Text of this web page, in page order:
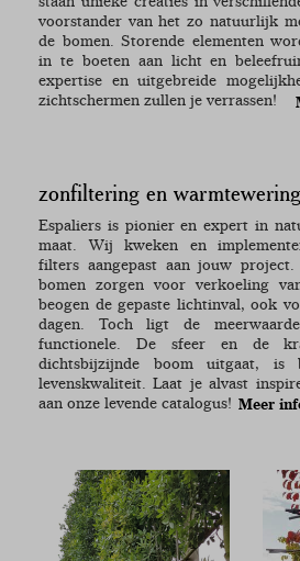
voorstander van het zo natuurlijk
de bomen. Storende elementen
in te boeten aan licht en
expertise en uitgebreide
zichtschermen zullen je verrassen!
zonfiltering en warmtewering
Espaliers is pionier en expert in
maat. Wij kweken en
filters aangepast aan jouw
bomen zorgen voor verkoeling
beogen de gepaste lichtinval, ook
dagen. Toch ligt de
functionele. De sfeer en de
dichtsbijzijnde boom uitgaat, is
levenskwaliteit. Laat je alvast
aan onze levende catalogus! Meer